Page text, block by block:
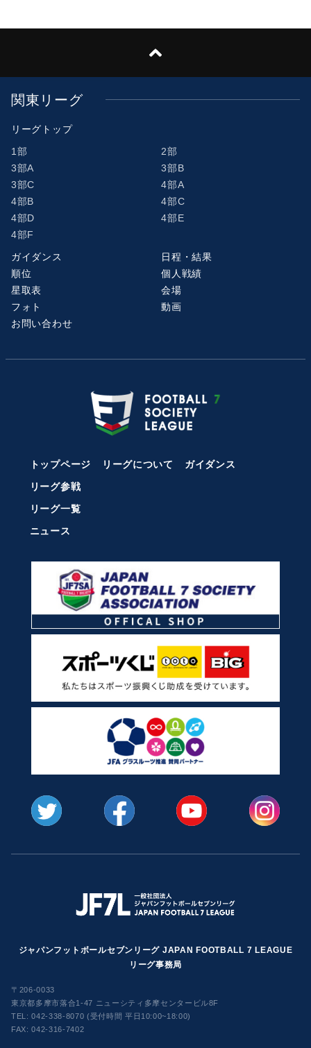
関東リーグ
リーグトップ
1部
2部
3部A
3部B
3部C
4部A
4部B
4部C
4部D
4部E
4部F
ガイダンス
日程・結果
順位
個人戦績
星取表
会場
フォト
動画
お問い合わせ
トップページ リーグについて
ガイダンス
リーグ参戦
リーグ一覧
ニュース
ジャパンフットボールセブンリーグ JAPAN FOOTBALL 7 LEAGUE
リーグ事務局
〒206-0033
東京都多摩市落合1-47 ニューシティ多摩センタービル8F
TEL:042-338-8070 (受付時間 平日10:00~18:00)
FAX: 042-316-7402